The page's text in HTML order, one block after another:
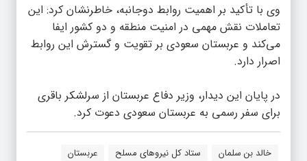
وی با تأکید بر اهمیت روابط دوجانبه، خاطرنشان کرد: این
تعاملات نقش مهمی در امنیت منطقه و دو کشور ایفا
می‌کند و عربستان سعودی بر تقویت و گسترش این روابط
اصرار دارد.
در پایان این دیدار، وزیر دفاع عربستان از سرلشکر باقری
برای سفر رسمی به عربستان سعودی دعوت کرد.
خالد بن سلمان ستاد کل نیروهای مسلح
عربستان